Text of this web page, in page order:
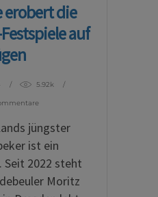
erobert die
auf
5.92k
jüngster
ist ein
Seit 2022 steht
Moritz